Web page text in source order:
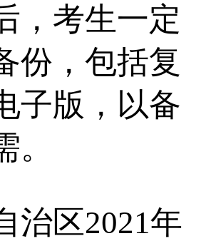
，考生一定
份，包括复
子版，以备
治区2021年